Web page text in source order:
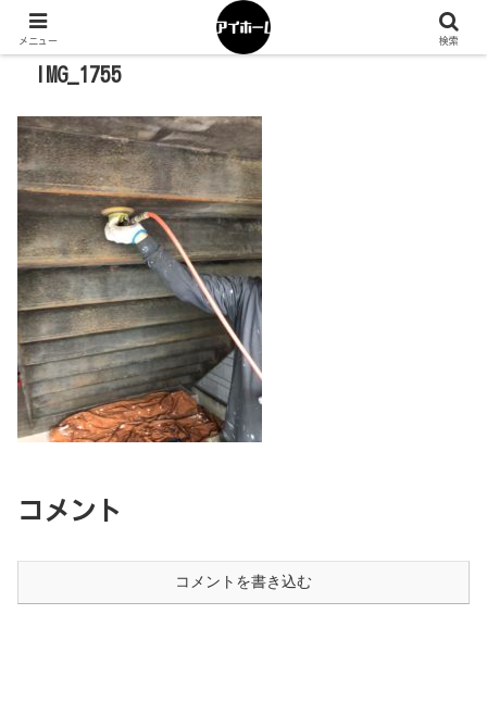
IMG_1755
コメント
コメントを書き込む
メニュー 検索